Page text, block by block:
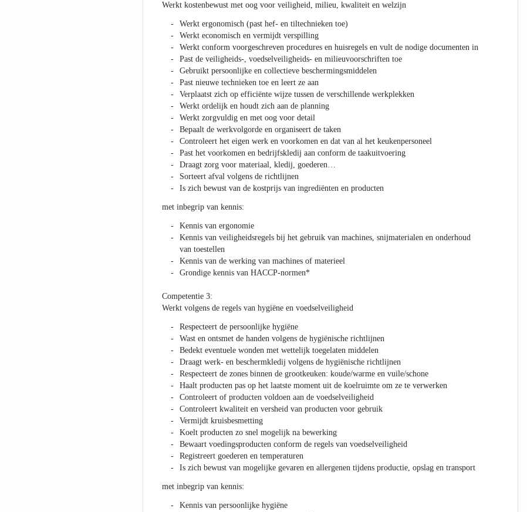
Werkt kostenbewust met oog voor veiligheid, milieu, kwaliteit en welzijn
Werkt ergonomisch (past hef- en tiltechnieken toe)
Werkt economisch en vermijdt verspilling
Werkt conform voorgeschreven procedures en huisregels en vult de nodige documenten in
Past de veiligheids-, voedselveiligheids- en milieuvoorschriften toe
Gebruikt persoonlijke en collectieve beschermingsmiddelen
Past nieuwe technieken toe en leert ze aan
Verplaatst zich op efficiënte wijze tussen de verschillende werkplekken
Werkt ordelijk en houdt zich aan de planning
Werkt zorgvuldig en met oog voor detail
Bepaalt de werkvolgorde en organiseert de taken
Controleert het eigen werk en voorkomen en dat van al het keukenpersoneel
Past het voorkomen en bedrijfskledij aan conform de taakuitvoering
Draagt zorg voor materiaal, kledij, goederen…
Sorteert afval volgens de richtlijnen
Is zich bewust van de kostprijs van ingrediënten en producten
met inbegrip van kennis:
Kennis van ergonomie
Kennis van veiligheidsregels bij het gebruik van machines, snijmaterialen en onderhoud
van toestellen
Kennis van de werking van machines of materieel
Grondige kennis van HACCP-normen*
Competentie 3:
Werkt volgens de regels van hygiëne en voedselveiligheid
Respecteert de persoonlijke hygiëne
Wast en ontsmet de handen volgens de hygiënische richtlijnen
Bedekt eventuele wonden met wettelijk toegelaten middelen
Draagt werk- en beschermkledij volgens de hygiënische richtlijnen
Respecteert de zones binnen de grootkeuken: koude/warme en vuile/schone
Haalt producten pas op het laatste moment uit de koelruimte om ze te verwerken
Controleert of producten voldoen aan de voedselveiligheid
Controleert kwaliteit en versheid van producten voor gebruik
Vermijdt kruisbesmetting
Koelt producten zo snel mogelijk na bewerking
Bewaart voedingsproducten conform de regels van voedselveiligheid
Registreert goederen en temperaturen
Is zich bewust van mogelijke gevaren en allergenen tijdens productie, opslag en transport
met inbegrip van kennis:
Kennis van persoonlijke hygiëne